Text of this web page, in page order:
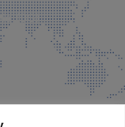
(BG)